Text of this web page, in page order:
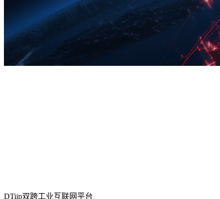
DTiip双跨工业互联网平台